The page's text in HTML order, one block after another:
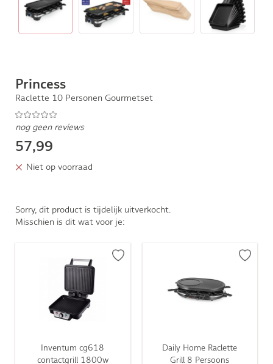
Princess
Raclette 10 Personen Gourmetset
nog geen reviews
57,99
Niet op voorraad
Sorry, dit product is tijdelijk uitverkocht.
Misschien is dit wat voor je:
Inventum cg618
contactgrill 1800w
Daily Home Raclette
Grill 8 Persoons